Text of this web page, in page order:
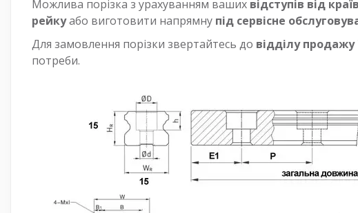
Можлива порізка з урахуванням ваших відступів від
рейкуабо виготовити напрямну під сервісне
Для замовлення порізки звертайтесь до відділу
потреби.